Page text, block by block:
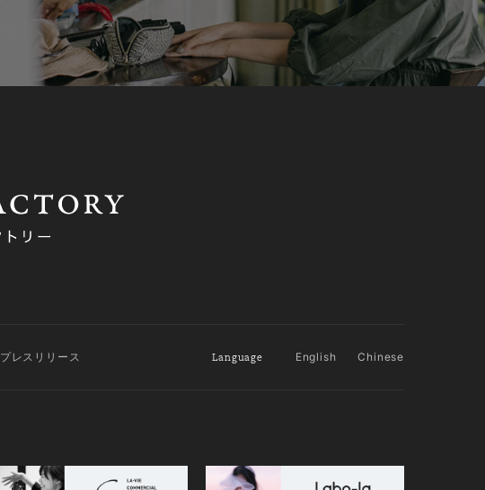
プレスリリース Language English Chinese